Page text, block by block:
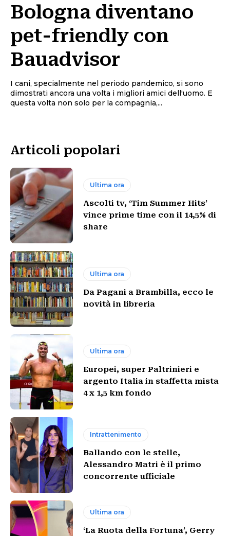
Bologna diventano
pet-friendly con
Bauadvisor
I cani, specialmente nel periodo pandemico, si sono
dimostrati ancora una volta i migliori amici dell'uomo. E
questa volta non solo per la compagnia,...
Articoli popolari
Ultima ora
Ascolti tv, ‘Tim Summer Hits’
vince prime time con il 14,5% di
share
Ultima ora
Da Pagani a Brambilla, ecco le
novità in libreria
Ultima ora
Europei, super Paltrinieri e
argento Italia in staffetta mista
4 x 1,5 km fondo
Intrattenimento
Ballando con le stelle,
Alessandro Matri è il primo
concorrente ufficiale
Ultima ora
‘La Ruota della Fortuna’, Gerry